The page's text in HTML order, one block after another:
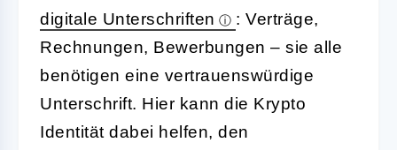
digitale Unterschriften
: Verträge,
Rechnungen, Bewerbungen – sie alle
benötigen eine vertrauenswürdige
Unterschrift. Hier kann die Krypto
Identität dabei helfen, den